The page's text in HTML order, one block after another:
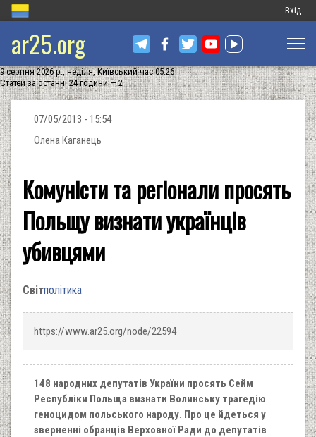
Меню
запису
Вхід
ar25.org
9 серпня 2026 р., неділя, Київський час 05:26
Статей за останні 24 години — 2
07/05/2013 - 15:54
Олена Каганець
Комуністи та регіонали просять
Польщу визнати українців
убивцями
Світполітика
https://www.ar25.org/node/22594
148 народних депутатів України просять Сейм
Республіки Польща визнати Волинську трагедію
геноцидом польського народу. Про це йдеться у
зверненні обранців Верховної Ради до депутатів